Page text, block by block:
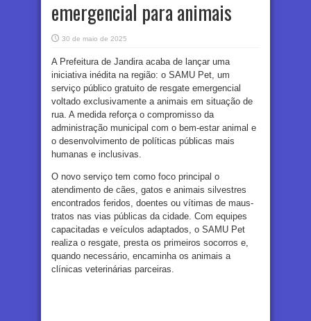
emergencial para animais
30 de maio de 2025
A Prefeitura de Jandira acaba de lançar uma
iniciativa inédita na região: o SAMU Pet, um
serviço público gratuito de resgate emergencial
voltado exclusivamente a animais em situação de
rua. A medida reforça o compromisso da
administração municipal com o bem-estar animal e
o desenvolvimento de políticas públicas mais
humanas e inclusivas.
O novo serviço tem como foco principal o
atendimento de cães, gatos e animais silvestres
encontrados feridos, doentes ou vítimas de maus-
tratos nas vias públicas da cidade. Com equipes
capacitadas e veículos adaptados, o SAMU Pet
realiza o resgate, presta os primeiros socorros e,
quando necessário, encaminha os animais a
clínicas veterinárias parceiras.